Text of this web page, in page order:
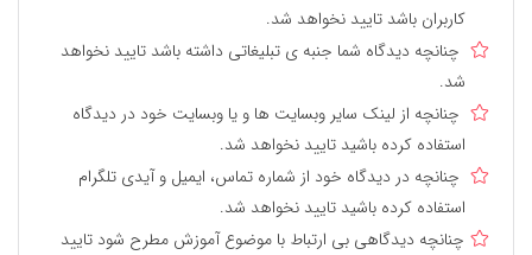
کاربران باشد تایید نخواهد شد.
چنانچه دیدگاه شما جنبه ی تبلیغاتی داشته باشد تایید نخواهد
شد.
چنانچه از لینک سایر وبسایت ها و یا وبسایت خود در دیدگاه
استفاده کرده باشید تایید نخواهد شد.
چنانچه در دیدگاه خود از شماره تماس، ایمیل و آیدی تلگرام
استفاده کرده باشید تایید نخواهد شد.
چنانچه دیدگاهی بی ارتباط با موضوع آموزش مطرح شود تایید